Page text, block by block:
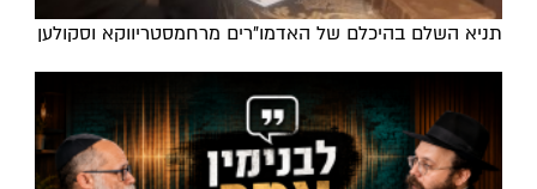
תניא השלם בהיכלם של האדמו"רים מרחמסטריווקא וסקולען